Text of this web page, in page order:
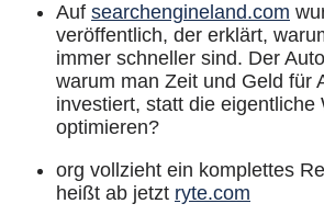
Auf searchengineland.com
veröffentlich, der erklärt,
immer schneller sind. Der
warum man Zeit und Geld für
investiert, statt die eigentliche
optimieren?
org vollzieht ein komplettes
heißt ab jetzt ryte.com